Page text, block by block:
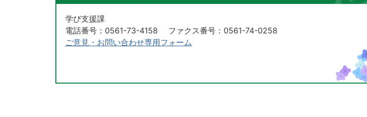
学び支援課
電話番号：0561-73-4158 ファクス番号：0561-74-0258
ご意見・お問い合わせ専用フォーム